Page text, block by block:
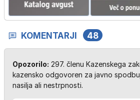
KOMENTARJI 48
Opozorilo: 297. členu Kazenskega
kazensko odgovoren za javno
nasilja ali nestrpnosti.